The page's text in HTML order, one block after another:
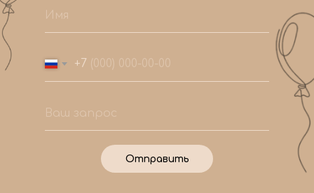
+7
Отправить